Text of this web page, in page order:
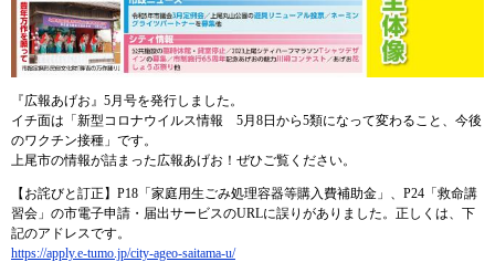
『広報あげお』5月号を発行しました。
イチ面は「新型コロナウイルス情報 5月8日から5類になって変わること、今後
のワクチン接種」です。
上尾市の情報が詰まった広報あげお！ぜひご覧ください。
【お詫びと訂正】P18「家庭用生ごみ処理容器等購入費補助金」、P24「救命講
習会」の市電子申請・届出サービスのURLに誤りがありました。正しくは、下
記のアドレスです。
https://apply.e-tumo.jp/city-ageo-saitama-u/